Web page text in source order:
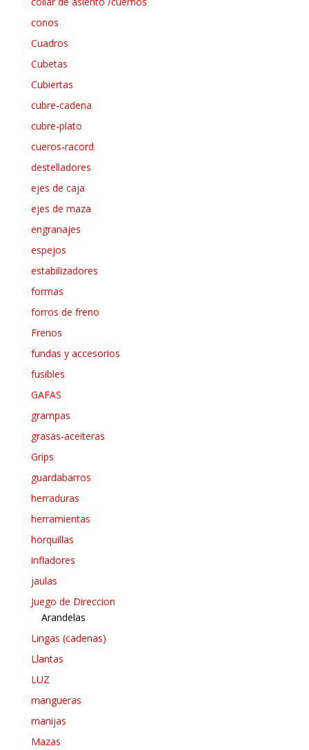
conos
Cuadros
Cubetas
Cubiertas
cubre-cadena
cubre-plato
cueros-racord
destelladores
ejes de caja
ejes de maza
engranajes
espejos
estabilizadores
formas
forros de freno
Frenos
fundas y accesorios
fusibles
GAFAS
grampas
grasas-aceiteras
Grips
guardabarros
herraduras
herramientas
horquillas
infladores
jaulas
Juego de Direccion
Arandelas
Lingas (cadenas)
Llantas
LUZ
mangueras
manijas
Mazas